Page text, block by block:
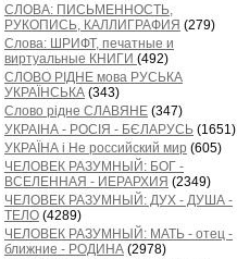
СЛОВА: ПИСЬМЕННОСТЬ,
РУКОПИСЬ, КАЛЛИГРАФИЯ (279)
Слова: ШРИФТ, печатные и
виртуальные КНИГИ (492)
СЛОВО РІДНЕ мова РУСЬКА
УКРАЇНСЬКА (343)
Слово рідне СЛАВЯНЕ (347)
УКРАІНА - РОСІЯ - БЄЛАРУСЬ (1651)
УКРАЇНА і Не российский мир (605)
ЧЕЛОВЕК РАЗУМНЫЙ: БОГ -
ВСЕЛЕННАЯ - ИЕРАРХИЯ (2349)
ЧЕЛОВЕК РАЗУМНЫЙ: ДУХ - ДУША -
ТЕЛО (4289)
ЧЕЛОВЕК РАЗУМНЫЙ: МАТЬ - отец -
ближние - РОДИНА (2978)